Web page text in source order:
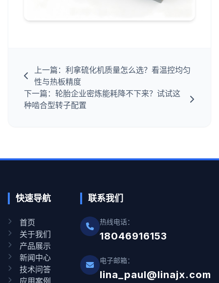
上一篇：利拿硫化机质量怎么选？看温控均匀
性与热板精度
下一篇：轮胎企业密炼能耗降不下来？试试这
种啮合型转子配置
快速导航
首页
关于我们
产品展示
新闻中心
技术问答
应用案例
联系我们
热线电话：
18046916153
电子邮箱：
lina_paul@linajx.com